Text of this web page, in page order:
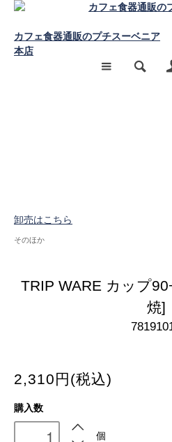
カフェ食器通販のプチスーベニア
本店
卸売はこちら
そのほか
TRIP WARE カップ
焼]
2,310円(税込)
購入数
個